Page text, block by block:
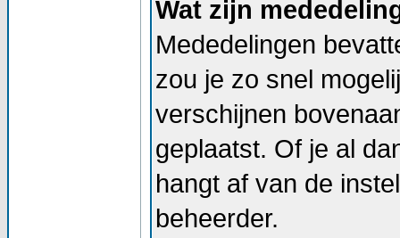
Wat zijn
Mededelingen
zou je zo snel
verschijnen
geplaatst. Of je al
hangt af van de
beheerder.